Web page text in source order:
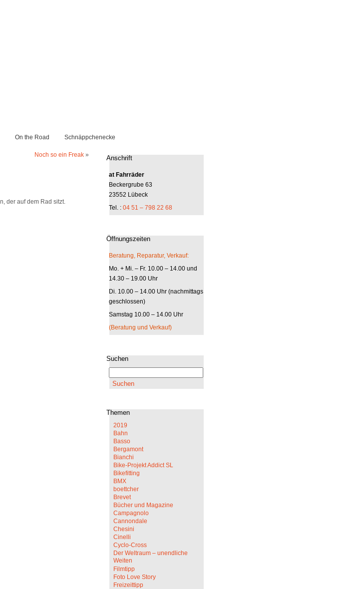
On the Road Schnäppchenecke
Noch so ein Freak »
der auf dem Rad sitzt.
Anschrift
at Fahrräder
Beckergrube 63
23552 Lübeck
Tel. : 04 51 – 798 22 68
Öffnungszeiten
Beratung, Reparatur, Verkauf:
Mo. + Mi. – Fr. 10.00 – 14.00 und
14.30 – 19.00 Uhr
Di. 10.00 – 14.00 Uhr (nachmittags
geschlossen)
Samstag 10.00 – 14.00 Uhr
(Beratung und Verkauf)
Suchen
Themen
2019
Bahn
Basso
Bergamont
Bianchi
Bike-Projekt Addict SL
Bikefitting
BMX
boettcher
Brevet
Bücher und Magazine
Campagnolo
Cannondale
Chesini
Cinelli
Cyclo-Cross
Der Weltraum – unendliche
Weiten
Filmtipp
Foto Love Story
Freizeittipp